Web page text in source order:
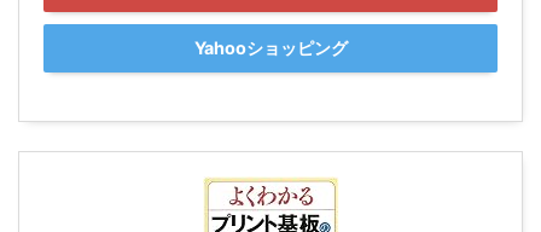
Yahooショッピング